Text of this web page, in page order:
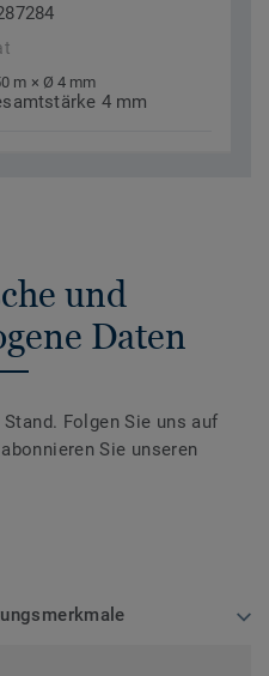
m × Ø 4 mm
4 mm
und
Daten
Folgen Sie uns auf
Sie unseren